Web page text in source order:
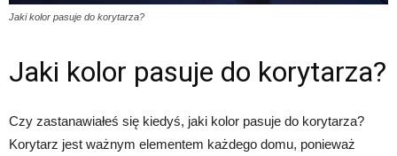
Jaki kolor pasuje do korytarza?
Jaki kolor pasuje do korytarza?
Czy zastanawiałeś się kiedyś, jaki kolor pasuje do korytarza?
Korytarz jest ważnym elementem każdego domu, ponieważ